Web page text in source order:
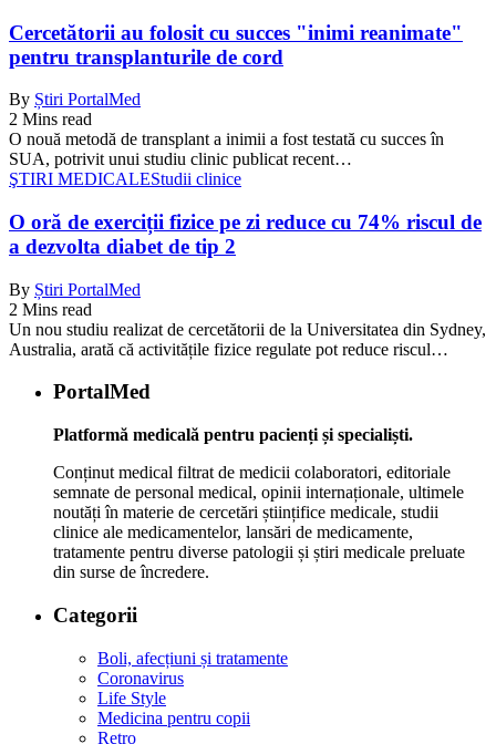
Cercetătorii au folosit cu succes "inimi reanimate"
pentru transplanturile de cord
By Știri PortalMed
2 Mins read
O nouă metodă de transplant a inimii a fost testată cu succes în
SUA, potrivit unui studiu clinic publicat recent…
ŞTIRI MEDICALEStudii clinice
O oră de exerciții fizice pe zi reduce cu 74% riscul de
a dezvolta diabet de tip 2
By Știri PortalMed
2 Mins read
Un nou studiu realizat de cercetătorii de la Universitatea din Sydney,
Australia, arată că activitățile fizice regulate pot reduce riscul…
PortalMed
Platformă medicală pentru pacienți și specialiști.
Conținut medical filtrat de medicii colaboratori, editoriale
semnate de personal medical, opinii internaționale, ultimele
noutăți în materie de cercetări științifice medicale, studii
clinice ale medicamentelor, lansări de medicamente,
tratamente pentru diverse patologii și știri medicale preluate
din surse de încredere.
Categorii
Boli, afecțiuni și tratamente
Coronavirus
Life Style
Medicina pentru copii
Retro